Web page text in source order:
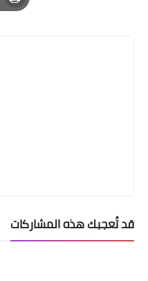
قد تُعجبك هذه المشاركات